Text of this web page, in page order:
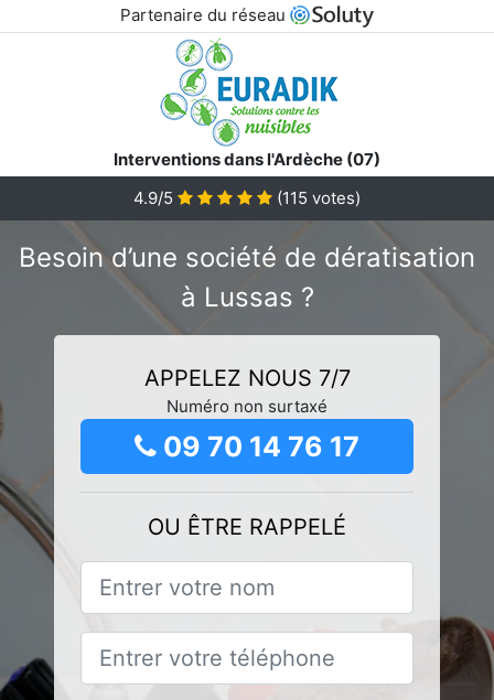
Partenaire du réseau
Interventions dans l'Ardèche (07)
4.9/5
(115 votes)
Besoin d’une société de dératisation
à Lussas ?
APPELEZ NOUS 7/7
Numéro non surtaxé
09 70 14 76 17
OU ÊTRE RAPPELÉ